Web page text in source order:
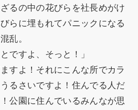
るの中の花びらを社長めがけ
らに埋もれてパニックになる
乱。
ですよ、そっと！」
すよ！それにこんな所でカラ
るさいですよ！住んでる人だ
公園に住んでいるみんなが思